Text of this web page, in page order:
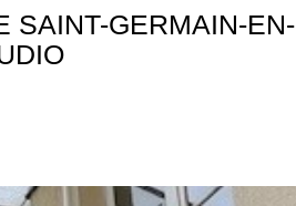
SAINT-GERMAIN-EN-